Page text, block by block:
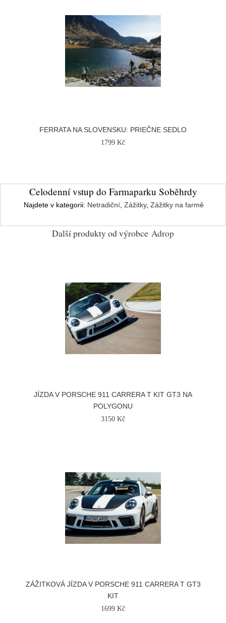
FERRATA NA SLOVENSKU: PRIEČNE SEDLO
1799 Kč
Celodenní vstup do Farmaparku Soběhrdy
Najdete v kategorii: Netradiční, Zážitky, Zážitky na farmě
Další produkty od výrobce Adrop
JÍZDA V PORSCHE 911 CARRERA T KIT GT3 NA
POLYGONU
3150 Kč
ZÁŽITKOVÁ JÍZDA V PORSCHE 911 CARRERA T GT3
KIT
1699 Kč